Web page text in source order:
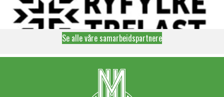
Se alle våre samarbeidspartnere